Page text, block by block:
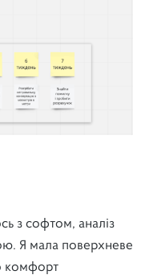
з софтом, аналіз
Я мала поверхневе
комфорт